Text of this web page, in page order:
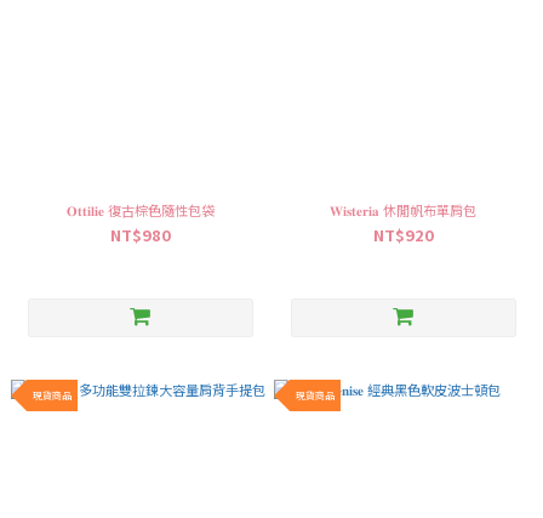
𝐎𝐭𝐭𝐢𝐥𝐢𝐞 復古棕色隨性包袋
NT$980
𝐖𝐢𝐬𝐭𝐞𝐫𝐢𝐚 休閒帆布單肩包
NT$920
現貨商品 現貨商品